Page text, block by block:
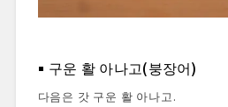
구운 활 아나고(붕장어)
다음은 갓 구운 활 아나고.